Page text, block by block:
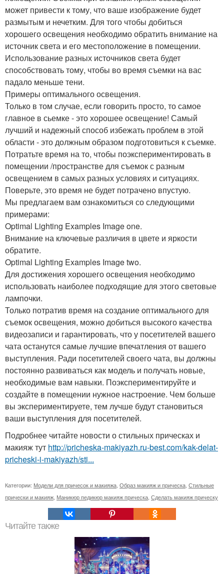
может привести к тому, что ваше изображение будет
размытым и нечетким. Для того чтобы добиться
хорошего освещения необходимо обратить внимание на
источник света и его местоположение в помещении.
Использование разных источников света будет
способствовать тому, чтобы во время съемки на вас
падало меньше тени.
Примеры оптимального освещения.
Только в том случае, если говорить просто, то самое
главное в сьемке - это хорошее освещение! Самый
лучший и надежный способ избежать проблем в этой
области - это должным образом подготовиться к съемке.
Потратьте время на то, чтобы поэкспериментировать в
помещении /пространстве для съемок с разным
освещением в самых разных условиях и ситуациях.
Поверьте, это время не будет потрачено впустую.
Мы предлагаем вам ознакомиться со следующими
примерами:
Optimal Lighting Examples Image one.
Внимание на ключевые различия в цвете и яркости
обратите.
Optimal Lighting Examples Image two.
Для достижения хорошего освещения необходимо
использовать наиболее подходящие для этого световые
лампочки.
Только потратив время на создание оптимального для
съемок освещения, можно добиться высокого качества
видеозаписи и гарантировать, что у посетителей вашего
чата останутся самые лучшие впечатления от вашего
выступления. Ради посетителей своего чата, вы должны
постоянно развиваться как модель и получать новые,
необходимые вам навыки. Поэкспериментируйте и
создайте в помещении нужное настроение. Чем больше
вы экспериментируете, тем лучше будут становиться
ваши выступления для посетителей.
Подробнее читайте новости о стильных прическах и
макияж тут http://pricheska-makiyazh.ru-best.com/kak-delat-
pricheski-i-makiyazh/sti...
Категории: Модели для причесок и макияжа Образ макияж и прическа Стильные
прически и макияж Маникюр педикюр макияж прическа Сделать макияж прическу
Читайте также